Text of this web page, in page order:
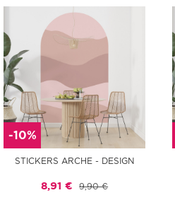
-10%
STICKERS ARCHE - DESIGN
8,91 € 9,90 €